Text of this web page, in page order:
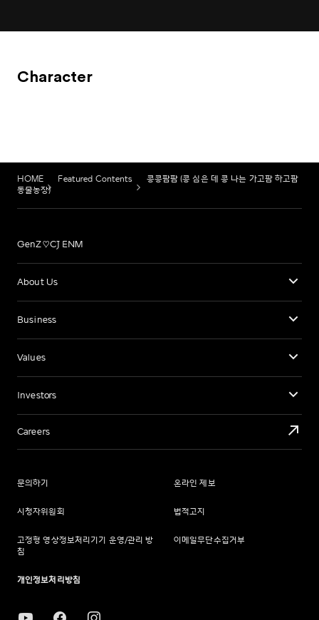
Character
HOME Featured Contents
콩콩팜팜 (콩 심은 데 콩 나는 가고팜 하고팜
동물농장)
GenZ♡CJ ENM
About Us
Business
Values
Investors
Careers
문의하기 온라인 제보
시청자위원회 법적고지
고정형 영상정보처리기기 운영/관리 방
침
이메일무단수집거부
개인정보처리방침